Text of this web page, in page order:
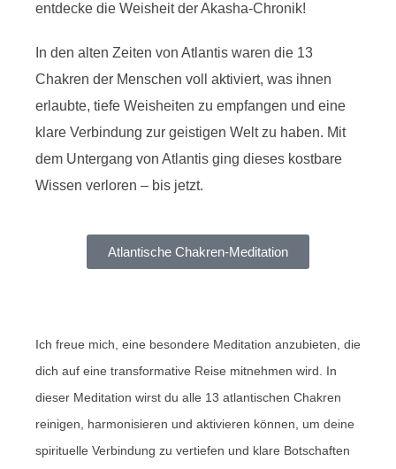
entdecke die Weisheit der Akasha-Chronik!
In den alten Zeiten von Atlantis waren die 13
Chakren der Menschen voll aktiviert, was ihnen
erlaubte, tiefe Weisheiten zu empfangen und eine
klare Verbindung zur geistigen Welt zu haben. Mit
dem Untergang von Atlantis ging dieses kostbare
Wissen verloren – bis jetzt.
Atlantische Chakren-Meditation
Ich freue mich, eine besondere Meditation anzubieten, die
dich auf eine transformative Reise mitnehmen wird. In
dieser Meditation wirst du alle 13 atlantischen Chakren
reinigen, harmonisieren und aktivieren können, um deine
spirituelle Verbindung zu vertiefen und klare Botschaften